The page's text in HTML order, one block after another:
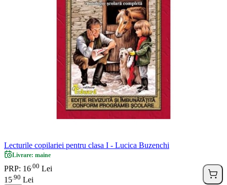
Lecturile copilariei pentru clasa I - Lucica Buzenchi
Livrare: maine
PRP: 16 00 Lei
15 90 Lei